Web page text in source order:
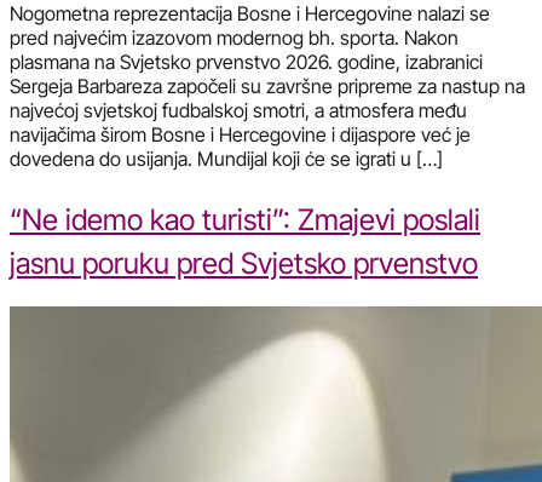
Nogometna reprezentacija Bosne i Hercegovine nalazi se
pred najvećim izazovom modernog bh. sporta. Nakon
plasmana na Svjetsko prvenstvo 2026. godine, izabranici
Sergeja Barbareza započeli su završne pripreme za nastup na
najvećoj svjetskoj fudbalskoj smotri, a atmosfera među
navijačima širom Bosne i Hercegovine i dijaspore već je
dovedena do usijanja. Mundijal koji će se igrati u […]
“Ne idemo kao turisti”: Zmajevi poslali
jasnu poruku pred Svjetsko prvenstvo